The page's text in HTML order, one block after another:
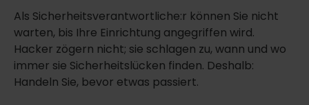
Als Sicherheitsverantwortliche:r können Sie nicht
warten, bis Ihre Einrichtung angegriffen wird.
Hacker zögern nicht; sie schlagen zu, wann und wo
immer sie Sicherheitslücken finden. Deshalb:
Handeln Sie, bevor etwas passiert.